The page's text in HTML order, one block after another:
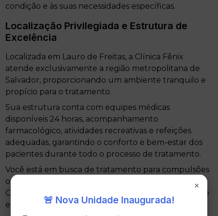
condição e às suas necessidades específicas.
Localização Privilegiada e Estrutura de
Excelência
Localizada em Lauro de Freitas, a Clínica Fênix
atende exclusivamente a região metropolitana de
Salvador, proporcionando um ambiente tranquilo e
propício para o tratamento.
Sua estrutura conta com equipes médicas
disponíveis 24 horas, acompanhamento
farmacológico, atividades recreativas e refeições
adequadas, garantindo o conforto e bem-estar dos
pacientes durante todo o processo de tratamento.
Você está em busca de tratamento para compulsões
ou transtornos mentais? Agende uma avaliação na
Clínica Fênix e dê o primeiro passo rumo à sua saúde
emocional e bem-estar.
×
🚨 Nova Unidade Inaugurada!